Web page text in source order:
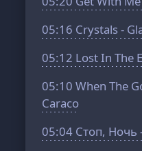
05:16 Crystals -
05:12 Lost In The
05:10 When The
Caraco
05:04 Стоп, Ночь